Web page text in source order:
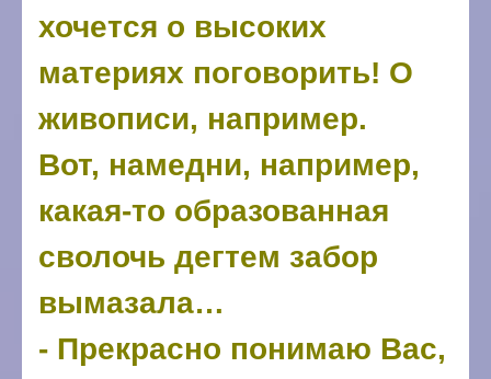
хочется о высоких
материях поговорить! О
живописи, например.
Вот, намедни, например,
какая-то образованная
сволочь дегтем забор
вымазала…
- Прекрасно понимаю Вас,